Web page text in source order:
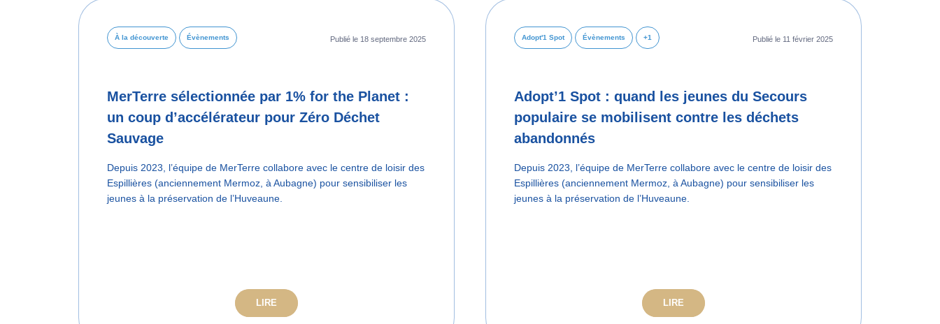
À la découverte Évènements Publié le 18 septembre 2025
MerTerre sélectionnée par 1% for the Planet :
un coup d’accélérateur pour Zéro Déchet
Sauvage
Depuis 2023, l’équipe de MerTerre collabore avec le centre de loisir des
Espillières (anciennement Mermoz, à Aubagne) pour sensibiliser les
jeunes à la préservation de l’Huveaune.
LIRE
Adopt'1 Spot Évènements +1 Publié le 11 février 2025
Adopt’1 Spot : quand les jeunes du Secours
populaire se mobilisent contre les déchets
abandonnés
Depuis 2023, l’équipe de MerTerre collabore avec le centre de loisir des
Espillières (anciennement Mermoz, à Aubagne) pour sensibiliser les
jeunes à la préservation de l’Huveaune.
LIRE